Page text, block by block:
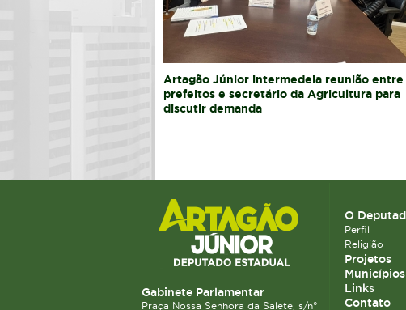
Artagão Júnior intermedeia reunião entre
prefeitos e secretário da Agricultura para
discutir demanda
Gabinete Parlamentar
Praça Nossa Senhora da Salete, s/n°
O
Perfil
Religião
Projetos
Municípios
Links
Contato